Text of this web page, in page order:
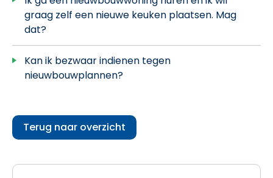
graag zelf een nieuwe keuken plaatsen. Mag
dat?
Kan ik bezwaar indienen tegen
nieuwbouwplannen?
Terug naar overzicht